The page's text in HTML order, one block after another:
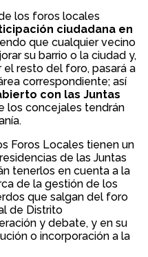
los foros locales
ciudadana en
que cualquier vecino
su barrio o la ciudad y,
resto del foro, pasará a
correspondiente; así
con las Juntas
los concejales tendrán
Foros Locales tienen un
de las Juntas
tenerlos en cuenta a la
de la gestión de los
que salgan del foro
de Distrito
y debate, y en su
o incorporación a la